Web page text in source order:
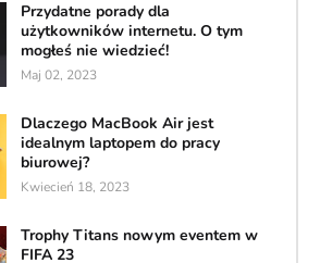
Przydatne porady dla
użytkowników internetu. O tym
mogłeś nie wiedzieć!
Maj 02, 2023
Dlaczego MacBook Air jest
idealnym laptopem do pracy
biurowej?
Kwiecień 18, 2023
Trophy Titans nowym eventem w
FIFA 23